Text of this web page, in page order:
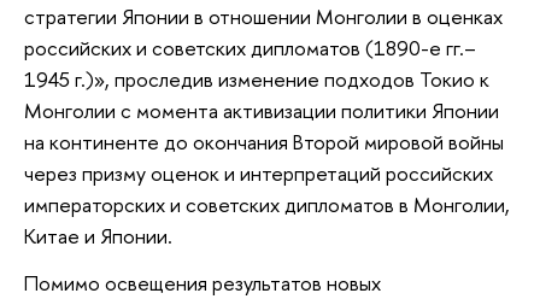
стратегии Японии в отношении Монголии в оценках
российских и советских дипломатов (1890-е гг.–
1945 г.)», проследив изменение подходов Токио к
Монголии с момента активизации политики Японии
на континенте до окончания Второй мировой войны
через призму оценок и интерпретаций российских
императорских и советских дипломатов в Монголии,
Китае и Японии.
Помимо освещения результатов новых